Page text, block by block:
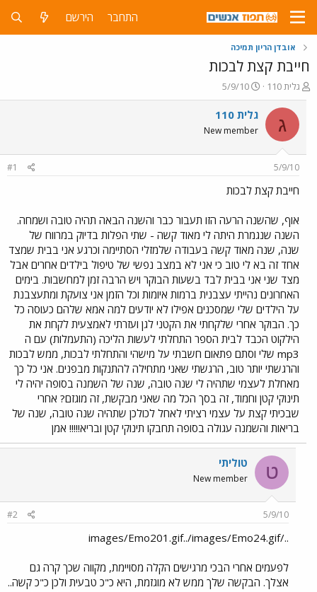
התחבר הירשם
אובדן הריון תמיכה
חייבת קצת לבכות
פ
ו
ת
ח
ה
ו
ש
א
גלית 110
פ
ו
ר
ס
ם
ר
5/9/10
ג גלית 110
New member
5/9/10
#1
חייבת קצת לבכות
אוף, שהשנה הרעה הזו תעבור כבר והשנה הבאה תהיה טובה ושמחה.
השנה שנגמרת היתה לי מאוד קשה - שתי הפלות בדיוק במרווח של
שנה, שנה מאוד קשה בעבודה שלמזלי הסתיימה וכרגע אני בבית שמצד
אחד זה בא לי טוב כי אני לא במצב נפשי של טיפול בילדים אחרים אבל
מצד שני אני בבית לבד בשעות הבוקר ויש הרבה זמן למחשבות. בימים
האחרונים נהייתי עצבנית ברמות איומות וכל הזמן אני צועקת ומתעצבנת
על הילדים שלי שמסכנים אפילו לא יודעים למה אמא שלהם כעוסה כל
כך. הבוקר אחרי שלקחתי את הקטני לגן ועזרתי לאמצעית לקחת את
הילקוט הכבד לבית הספר התחלתי לעשות הליכה (התעמלות) עם ה
mp3 שלי וסתם פתאום חשבתי על מישהי והתחלתי לבכות, ממש לבכות
והרגשתי יותר טוב, הרגשתי שאני מתחילה להתנקות מבפנים. אני כל כך
מאחלת לעצמי שתהיה לי שנה טובה, שנה של השמנה בסופה יהיה לי
תינוקי קטן וחמוד, זה בסך הכל מה שאני מבקשת, זה מוגזם? אחרי
שבכיתי קצת על עצמי רציתי לאחל לכולכן שתהיה שנה טובה, שנה של
בריאות והשמנה עגולה בסופה תחבקו תינוקי קטן ובריא!!!!! אמן
ט טוליתי
New member
5/9/10
#2
../images/Emo201.gif../images/Emo24.gif
לפעמים אחרי הבכי מרגישים הקלה מסויימת, מקווה שכך קרה גם
אצלך. הבקשה שלך ממש לא מוגזמת, היא כ"כ טבעית ולכן כ"כ קשה..